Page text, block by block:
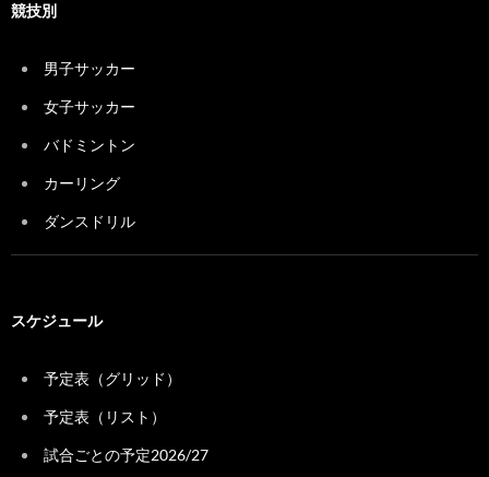
競技別
男子サッカー
女子サッカー
バドミントン
カーリング
ダンスドリル
スケジュール
予定表（グリッド）
予定表（リスト）
試合ごとの予定2026/27